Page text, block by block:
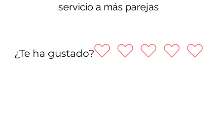
servicio a más parejas
¿Te ha gustado?